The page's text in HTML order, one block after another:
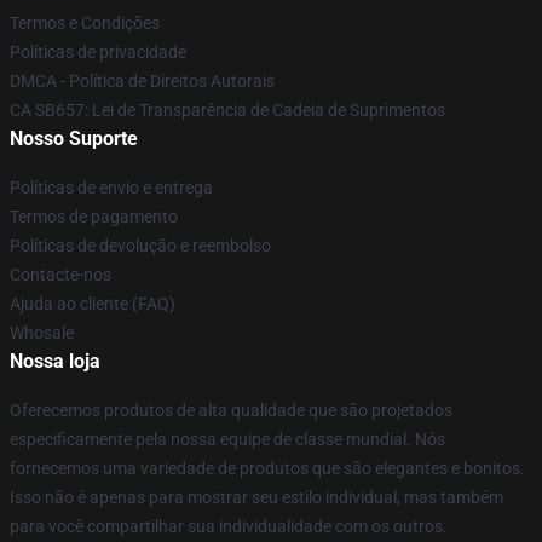
Termos e Condições
Políticas de privacidade
DMCA - Política de Direitos Autorais
CA SB657: Lei de Transparência de Cadeia de Suprimentos
Nosso Suporte
Políticas de envio e entrega
Termos de pagamento
Políticas de devolução e reembolso
Contacte-nos
Ajuda ao cliente (FAQ)
Whosale
Nossa loja
Oferecemos produtos de alta qualidade que são projetados
especificamente pela nossa equipe de classe mundial. Nós
fornecemos uma variedade de produtos que são elegantes e bonitos.
Isso não é apenas para mostrar seu estilo individual, mas também
para você compartilhar sua individualidade com os outros.